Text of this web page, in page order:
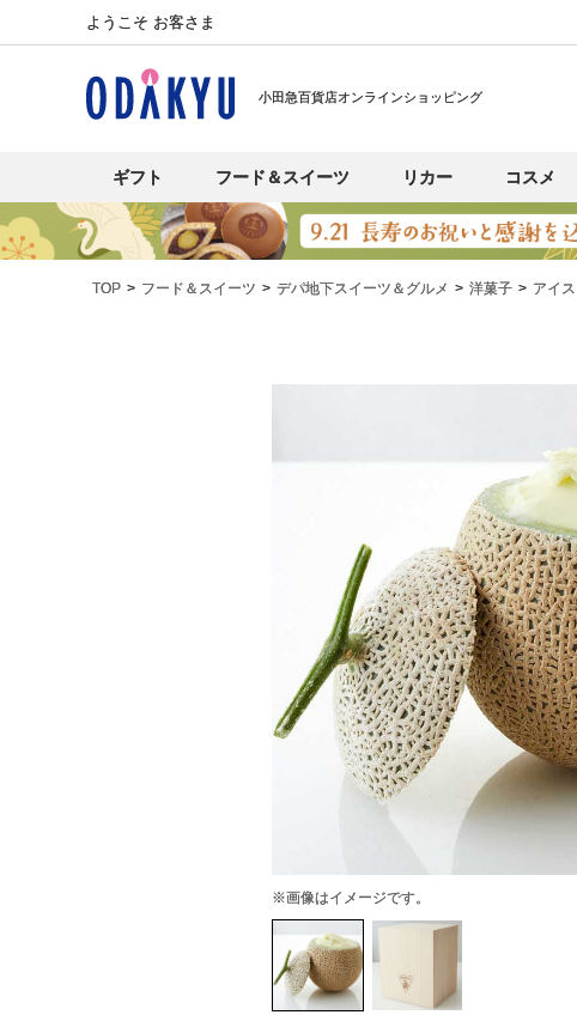
ようこそ お客さま
小田急百貨店オンラインショッピング
ギフト フード＆スイーツ リカー コスメ
TOP フード＆スイーツ デパ地下スイーツ＆グルメ 洋菓子 アイス
※画像はイメージです。